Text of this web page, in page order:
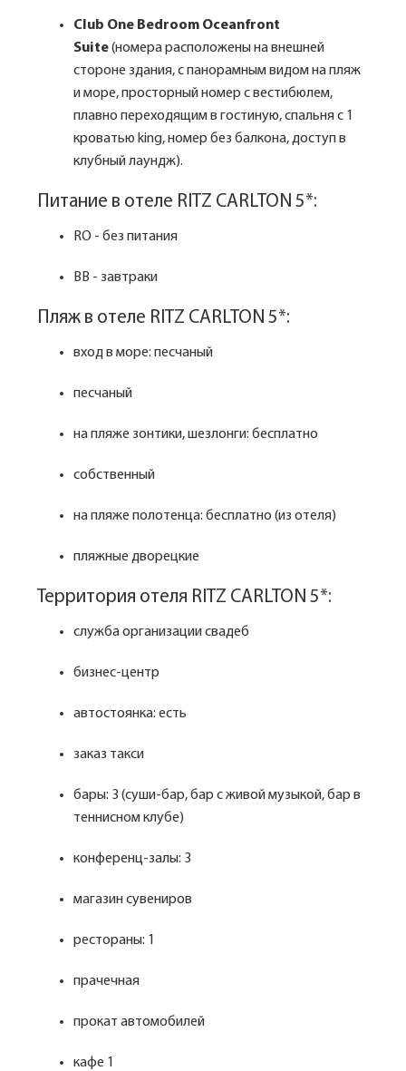
Club One Bedroom Oceanfront
Suite(номера расположены на внешней
стороне здания, с панорамным видом на пляж
и море, просторный номер с вестибюлем,
плавно переходящим в гостиную, спальня с 1
кроватью king, номер без балкона, доступ в
клубный лаундж).
Питание в отеле RITZ CARLTON 5*:
RO - без питания
BB - завтраки
Пляж в отеле RITZ CARLTON 5*:
вход в море: песчаный
песчаный
на пляже зонтики, шезлонги: бесплатно
собственный
на пляже полотенца: бесплатно (из отеля)
пляжные дворецкие
Территория отеля RITZ CARLTON 5*:
служба организации свадеб
бизнес-центр
автостоянка: есть
заказ такси
бары: 3 (суши-бар, бар с живой музыкой, бар в
теннисном клубе)
конференц-залы: 3
магазин сувениров
рестораны: 1
прачечная
прокат автомобилей
кафе 1